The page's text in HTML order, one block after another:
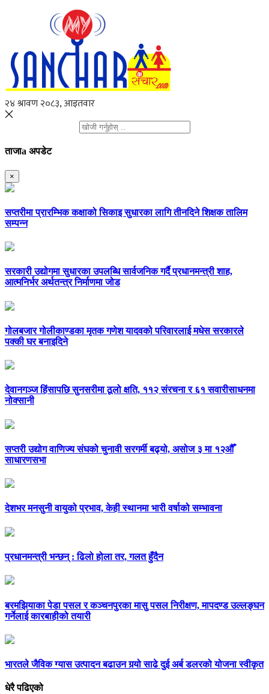
ताजाa अपडेट
×
सप्तरीमा प्रारम्भिक कक्षाको सिकाइ सुधारका लागि तीनदिने शिक्षक तालिम
सम्पन्न
सरकारी उद्योगमा सुधारका उपलब्धि सार्वजनिक गर्दै प्रधानमन्त्री शाह,
आत्मनिर्भर अर्थतन्त्र निर्माणमा जोड
गोलबजार गोलीकाण्डका मृतक गणेश यादवको परिवारलाई मधेस सरकारले
पक्की घर बनाइदिने
देवानगञ्ज हिंसापछि सुनसरीमा ठूलो क्षति, ११२ संरचना र ६१ सवारीसाधनमा
नोक्सानी
सप्तरी उद्योग वाणिज्य संघको चुनावी सरगर्मी बढ्यो, असोज ३ मा १२औँ
साधारणसभा
देशभर मनसुनी वायुको प्रभाव, केही स्थानमा भारी वर्षाको सम्भावना
प्रधानमन्त्री भन्छन् : ढिलो होला तर, गलत हुँदैन
बरमझियाका पेडा पसल र कञ्चनपुरका मासु पसल निरीक्षण, मापदण्ड उल्लङ्घन
गर्नेलाई कारबाहीको तयारी
भारतले जैविक ग्यास उत्पादन बढाउन गर्‍यो साढे दुई अर्ब डलरको योजना स्वीकृत
धेरै पढिएको